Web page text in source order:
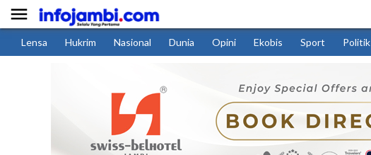

Lensa Hukrim Nasional Dunia Opini Ekobis Sport Politik